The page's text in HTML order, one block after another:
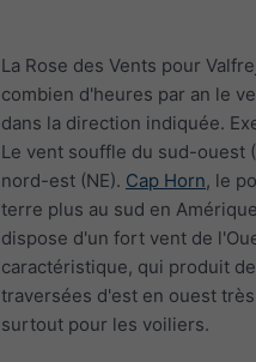
La Rose des Vents pour
combien d'heures par an le
dans la direction indiquée.
Le vent souffle du sud-ouest
nord-est (NE). Cap Horn, le
terre plus au sud en
dispose d'un fort vent de
caractéristique, qui produit
traversées d'est en ouest
surtout pour les voiliers.